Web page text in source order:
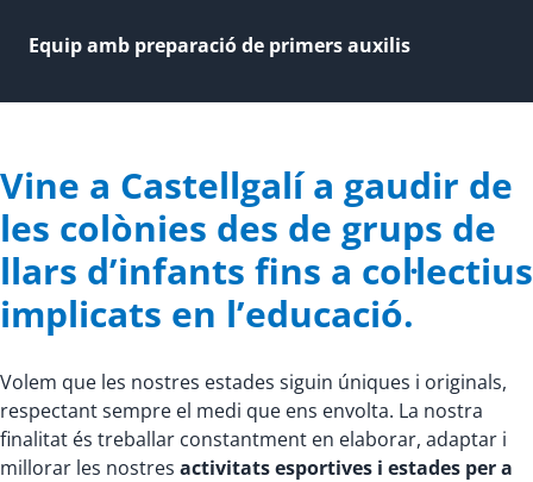
Equip amb preparació de primers auxilis
Vine a Castellgalí a gaudir de
les colònies des de grups de
llars d’infants fins a col·lectius
implicats en l’educació.
Volem que les nostres estades siguin úniques i originals,
respectant sempre el medi que ens envolta. La nostra
finalitat és treballar constantment en elaborar, adaptar i
millorar les nostres activitats esportives i estades per a